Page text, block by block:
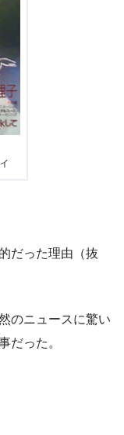
だった理由（抜
のニュースに驚い
だった。